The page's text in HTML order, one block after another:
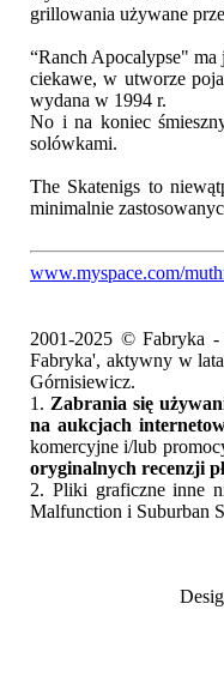
grillowania używane
“Ranch Apocalypse"
ciekawe, w utworze
wydana w 1994 r.
No i na koniec
solówkami.
The Skatenigs to
minimalnie
www.myspace.com/
2001-2025 © Fabryka -
Fabryka', aktywny w
Górnisiewicz.
1. Zabrania się
na aukcjach
komercyjne i/lub
oryginalnych recenzji
2. Pliki graficzne inne
Malfunction i Suburban